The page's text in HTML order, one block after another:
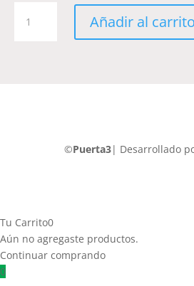
Retro-
Añadir al carrito
©Puerta3| Desarrollado
Tu Carrito0
Aún no agregaste productos.
Continuar comprando
0